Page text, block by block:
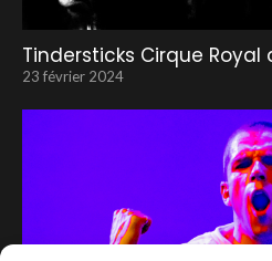
Tindersticks Cirque Royal
23 février 2024